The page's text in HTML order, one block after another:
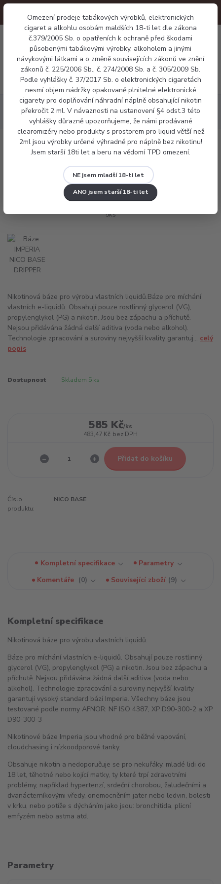
Omezení prodeje tabákových výrobků, elektronických
cigaret a alkohlu osobám maldších 18-ti let dle zákona
č.379/2005 Sb. o opatřeních k ochraně před škodami
působenými tabákovými výrobky, alkoholem a jinými
návykovými látkami a o změně souvisejících zákonů ve znění
zákonů č. 225/2006 Sb., č. 274/2008 Sb. a č. 305/2009 Sb.
Podle vyhlášky č. 37/2017 Sb. o elektronických cigaretách
nesmí objem nádržky opakovaně plnitelné elektronické
cigarety pro doplňování náhradní náplně obsahující nikotin
překročit 2 ml. V návaznosti na ustanovení §4 odst.3 této
vyhlášky důrazně upozorňujeme, že námi prodávané
clearomizéry nebo produkty s prostorem pro liquid větší než
2ml jsou výrobky určené výhradně pro náplně bez nikotinu!
Jsem starší 18ti let a beru na vědomí TPD omezení.
NE jsem mladší 18-ti let
ANO jsem starší 18-ti let
Menu
0 Kč
Báze a příchutě Báze
Báze IMPERIA NICO BASE DRIPPER
70/30 - 10ml / 3mg 5ks
Báze IMPERIA NICO BASE DRIPPER
70/30 - 10ml / 3mg 5ks
Nikotinová báze pro výrobu vlastních liquidů.Báze pro míchání
vlastních e-liquidů. Obsahují pouze rostlinný glycerol (VG),
propylenglykol (PG) a nikotin. Jsou bez zápachu a příchutě.
Nejsou přidávána žádná další aditiva (voda nebo alkohol).
Technologie zpracování a suroviny nejvyšší kvality garantuj... celý
popis
Dostupnost Skladem 5 ks
585 Kč/ks
483,47 Kč bez DPH
Přidat do košíku
Číslo
produktu:
NICO BASE
Kompletní specifikace
Parametry
Komentáře
0 Související zboží 9
Kompletní specifikace
Nikotinová báze pro výrobu vlastních liquidů.
Báze pro míchání vlastních e-liquidů. Obsahují pouze rostlinný
glycerol (VG), propylenglykol (PG) a nikotin. Jsou bez zápachu a
příchutě. Nejsou přidávána žádná další aditiva (voda nebo
alkohol). Technologie zpracování a suroviny nejvyšší kvality
garantují vysoký standard bází Imperia. Všechny báze jsou
testované podle normy AFNOR: NF ISO 4387, XP D90-300-2 a XP
D90-300-3
Nikotinové báze Imperia jsou vhodné pro běžné vapování,
cloudchasing i nízkoodporové tanky.
Obsahuje nikotin a nedoporučuje se pro nekuřáky, mladé lidi do
18 let, těhotné nebo kojící matky, ty které trpí zdravotními
problémy, například hypertenzí, srdeční chorobou, žaludečními a
dvanácterníkovými vředy, onemocněním jater nebo ledvin, bolesti
v krku, nebo potíže s dýcháním jako jsou: bronchitida, plicní
emfyzém nebo astma atd.
Parametry